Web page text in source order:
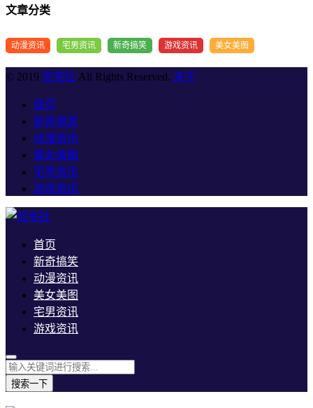
文章分类
动漫资讯 宅男资讯 新奇搞笑 游戏资讯 美女美图
© 2019 优宅社 All Rights Reserved. 关于
首页
新奇搞笑
动漫资讯
美女美图
宅男资讯
游戏资讯
首页
新奇搞笑
动漫资讯
美女美图
宅男资讯
游戏资讯
搜索一下